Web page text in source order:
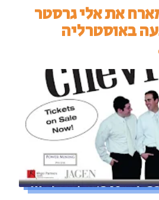
את אלי גרסטר
באוסטרליה